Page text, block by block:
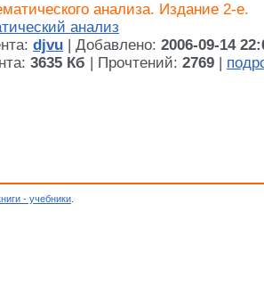
анализа. Издание 2-е.
анализ
djvu | Добавлено: 2006-09-14
3635 Кб | Прочтений: 2769
- учебники